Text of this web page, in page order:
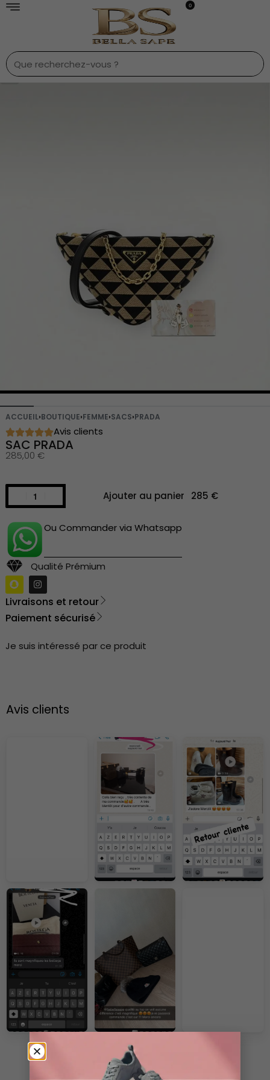
0
8
ACCUEIL›BOUTIQUE›FEMME›SACS›PRADA
Avis clients
SAC PRADA
285,00 €
Ajouter au panier
Ou Commander via Whatsapp
Qualité Prémium
Livraisons et retour
Paiement sécurisé
Je suis intéressé par ce produit
Avis clients
VOIR PLUS